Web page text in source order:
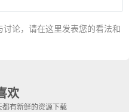
论，请在这里发表您的看法和
欢
有新鲜的资源下载